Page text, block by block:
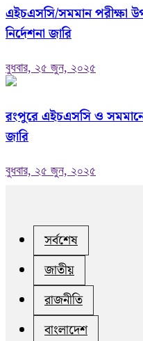
এইচএসসি/সমমান পরীক্ষা
নির্দেশনা জারি
বুধবার, ২৫ জুন, ২০২৫
রংপুরে এইচএসসি ও
জারি
বুধবার, ২৫ জুন, ২০২৫
সর্বশেষ
জাতীয়
রাজনীতি
বাংলাদেশ